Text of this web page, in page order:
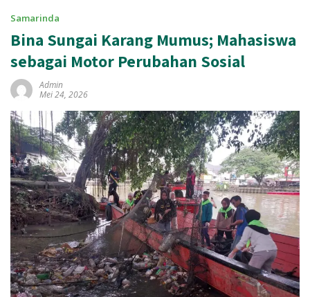
Samarinda
Bina Sungai Karang Mumus; Mahasiswa
sebagai Motor Perubahan Sosial
Admin
Mei 24, 2026